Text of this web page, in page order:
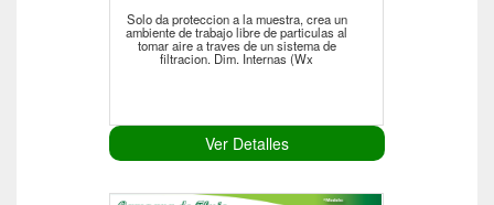
Solo da proteccion a la muestra, crea un
ambiente de trabajo libre de particulas al
tomar aire a traves de un sistema de
filtracion. Dim. Internas (Wx
Ver Detalles